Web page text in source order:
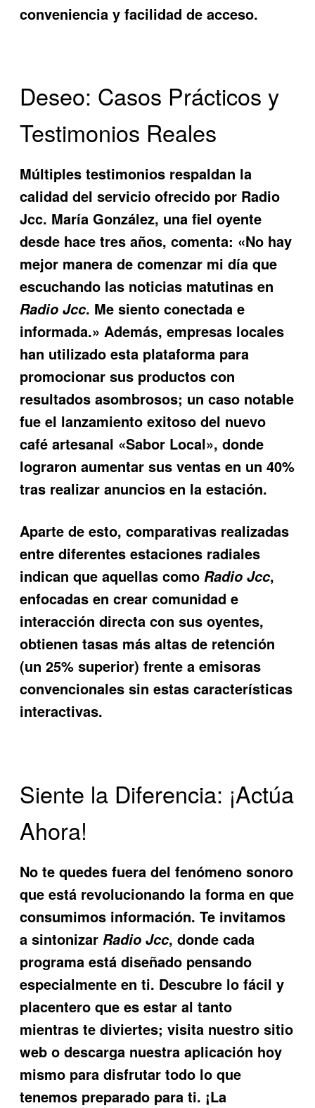
conveniencia y facilidad de acceso.
Deseo: Casos Prácticos y
Testimonios Reales
Múltiples testimonios respaldan la
calidad del servicio ofrecido por Radio
Jcc. María González, una fiel oyente
desde hace tres años, comenta: «No hay
mejor manera de comenzar mi día que
escuchando las noticias matutinas en
Radio Jcc. Me siento conectada e
informada.» Además, empresas locales
han utilizado esta plataforma para
promocionar sus productos con
resultados asombrosos; un caso notable
fue el lanzamiento exitoso del nuevo
café artesanal «Sabor Local», donde
lograron aumentar sus ventas en un 40%
tras realizar anuncios en la estación.
Aparte de esto, comparativas realizadas
entre diferentes estaciones radiales
indican que aquellas comoRadio Jcc,
enfocadas en crear comunidad e
interacción directa con sus oyentes,
obtienen tasas más altas de retención
(un 25% superior) frente a emisoras
convencionales sin estas características
interactivas.
Siente la Diferencia: ¡Actúa
Ahora!
No te quedes fuera del fenómeno sonoro
que está revolucionando la forma en que
consumimos información. Te invitamos
a sintonizarRadio Jcc, donde cada
programa está diseñado pensando
especialmente en ti. Descubre lo fácil y
placentero que es estar al tanto
mientras te diviertes; visita nuestro sitio
web o descarga nuestra aplicación hoy
mismo para disfrutar todo lo que
tenemos preparado para ti. ¡La